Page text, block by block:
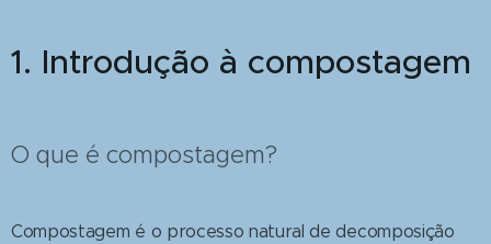
1. Introdução à compostagem
O que é compostagem?
Compostagem é o processo natural de decomposição